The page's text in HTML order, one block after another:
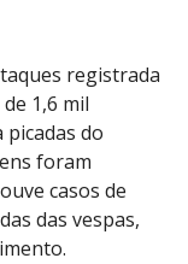
registrada
1,6 mil
do
foram
casos de
das vespas,